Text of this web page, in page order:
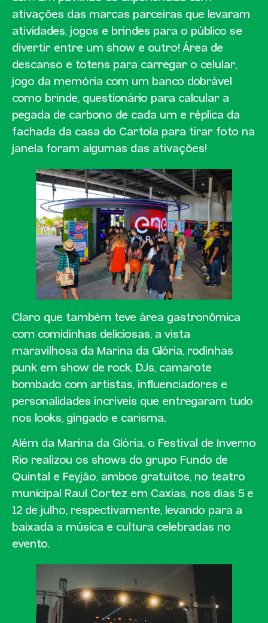
ativações das marcas parceiras que levaram
atividades, jogos e brindes para o público se
divertir entre um show e outro! Área de
descanso e totens para carregar o celular,
jogo da memória com um banco dobrável
como brinde, questionário para calcular a
pegada de carbono de cada um e réplica da
fachada da casa do Cartola para tirar foto na
janela foram algumas das ativações!
Claro que também teve área gastronômica
com comidinhas deliciosas, a vista
maravilhosa da Marina da Glória, rodinhas
punk em show de rock, DJs, camarote
bombado com artistas, influenciadores e
personalidades incríveis que entregaram tudo
nos looks, gingado e carisma.
Além da Marina da Glória, o Festival de Inverno
Rio realizou os shows do grupo Fundo de
Quintal e Feyjão, ambos gratuitos, no teatro
municipal Raul Cortez em Caxias, nos dias 5 e
12 de julho, respectivamente, levando para a
baixada a música e cultura celebradas no
evento.